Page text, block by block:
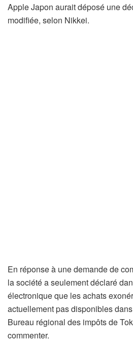
Apple Japon aurait déposé une
modifiée, selon Nikkei.
En réponse à une demande de
la société a seulement déclaré
électronique que les achats
actuellement pas disponibles
Bureau régional des impôts de
commenter.